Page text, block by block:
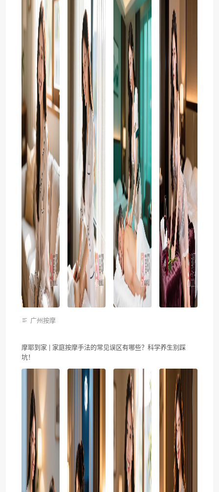
广州按摩
摩耶到家 | 家庭按摩手法的常见误区有哪些？科学养生别踩
坑！